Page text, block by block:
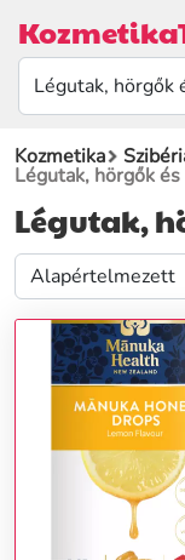
Kozmetika
Légutak, hörgők
Légutak,